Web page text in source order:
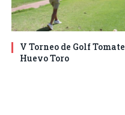
V Torneo de Golf Tomate
Huevo Toro